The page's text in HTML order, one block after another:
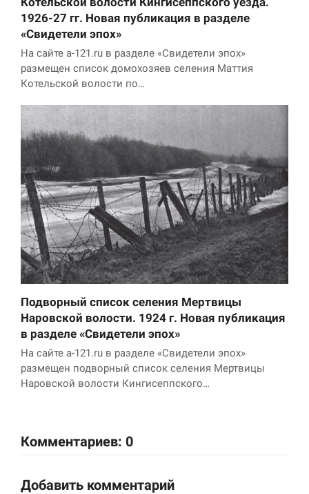
1926-27 гг. Новая публикация в разделе
«Свидетели эпох»
На сайте a-121.ru в разделе «Свидетели эпох»
размещен список домохозяев селения Маттия
Котельской волости по…
Подворный список селения Мертвицы
Наровской волости. 1924 г. Новая публикация
в разделе «Свидетели эпох»
На сайте a-121.ru в разделе «Свидетели эпох»
размещен подворный список селения Мертвицы
Наровской волости Кингисеппского…
Комментариев: 0
Добавить комментарий